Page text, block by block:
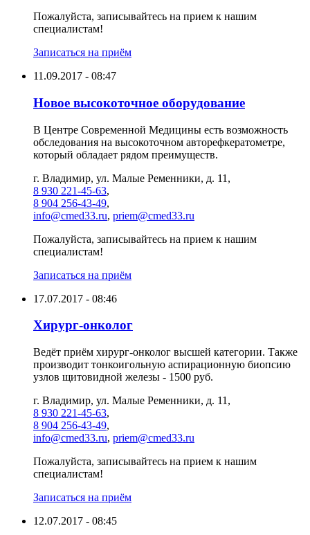
Пожалуйста, записывайтесь на прием к нашим
специалистам!
Записаться на приём
11.09.2017 - 08:47
Новое высокоточное оборудование
В Центре Современной Медицины есть возможность
обследования на высокоточном авторефкератометре,
который обладает рядом преимуществ.
г. Владимир, ул. Малые Ременники, д. 11,
8 930 221-45-63,
8 904 256-43-49,
info@cmed33.ru, priem@cmed33.ru
Пожалуйста, записывайтесь на прием к нашим
специалистам!
Записаться на приём
17.07.2017 - 08:46
Хирург-онколог
Ведёт приём хирург-онколог высшей категории. Также
производит тонкоигольную аспирационную биопсию
узлов щитовидной железы - 1500 руб.
г. Владимир, ул. Малые Ременники, д. 11,
8 930 221-45-63,
8 904 256-43-49,
info@cmed33.ru, priem@cmed33.ru
Пожалуйста, записывайтесь на прием к нашим
специалистам!
Записаться на приём
12.07.2017 - 08:45